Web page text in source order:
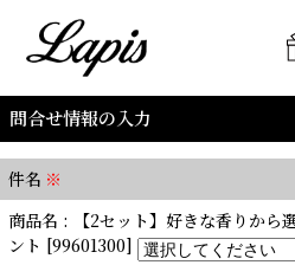
問合せ情報の入力
件名 ※
商品名 : 【2セット】好きな香りから
ント [99601300]